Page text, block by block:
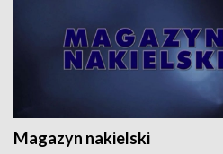
Magazyn nakielski